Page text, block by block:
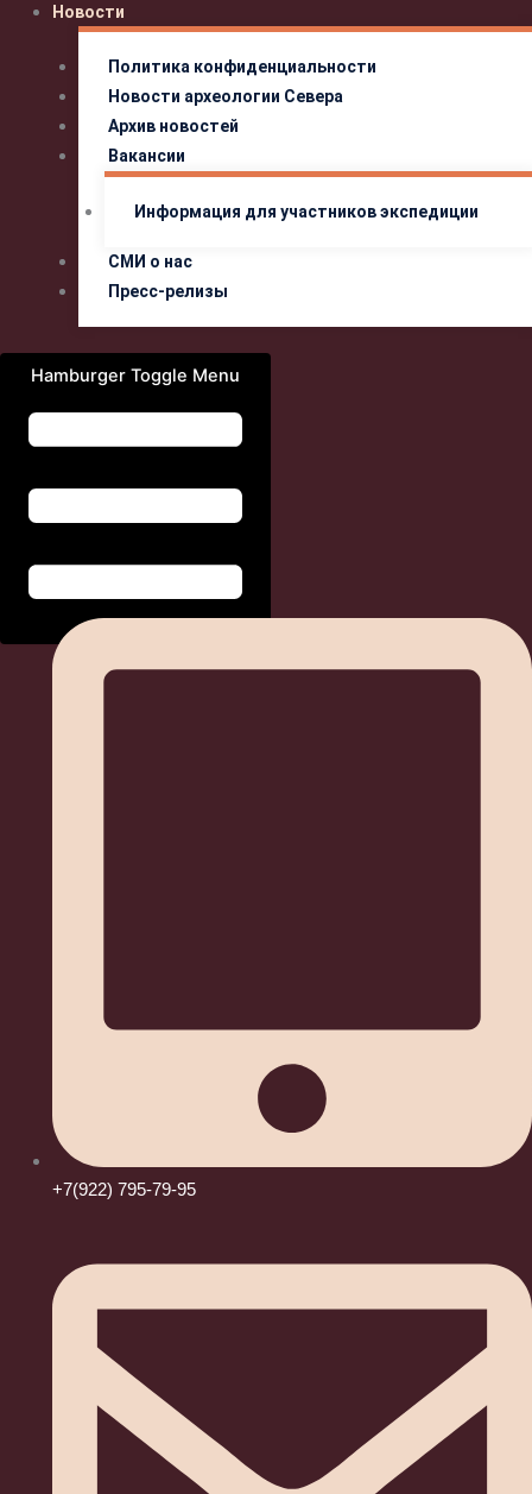
Новости
Политика конфиденциальности
Новости археологии Севера
Архив новостей
Вакансии
Информация для участников экспедиции
СМИ о нас
Пресс-релизы
Hamburger Toggle Menu
+7(922) 795-79-95